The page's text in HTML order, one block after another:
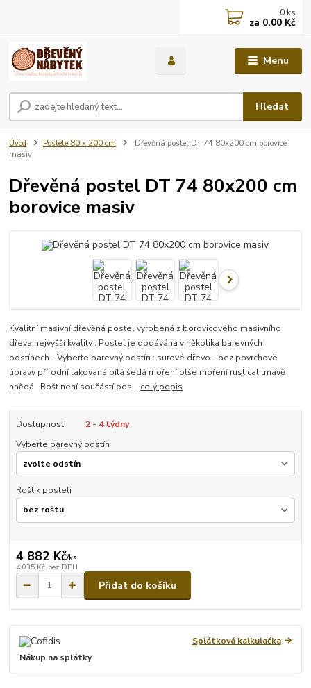
Menu
Hledat
0 ks
za 0,00 Kč
Úvod Postele 80 x 200 cm
Dřevěná postel DT 74 80x200 cm borovice
masiv
Dřevěná postel DT 74 80x200 cm
borovice masiv
Kvalitní masivní dřevěná postel vyrobená z borovicového masivního
dřeva nejvyšší kvality . Postel je dodávána v několika barevných
odstínech - Vyberte barevný odstín : surové dřevo - bez povrchové
úpravy přírodní lakovaná bílá šedá moření olše moření rustical tmavě
hnědá Rošt není součástí pos... celý popis
Dostupnost
2 - 4 týdny
Vyberte barevný odstín
Rošt k posteli
4 882 Kč/ks
4 035 Kč bez DPH
Přidat do košíku
Splátková kalkulačka
Nákup na splátky